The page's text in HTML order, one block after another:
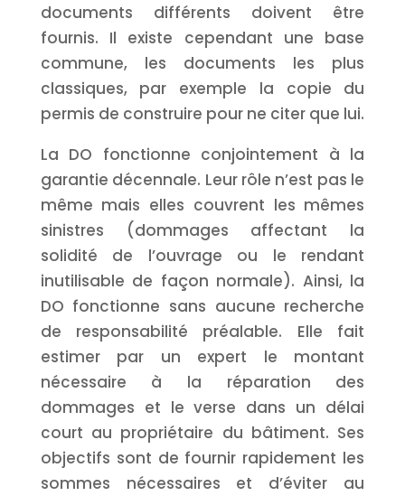
documents différents doivent être
fournis. Il existe cependant une base
commune, les documents les plus
classiques, par exemple la copie du
permis de construire pour ne citer que lui.
La DO fonctionne conjointement à la
garantie décennale. Leur rôle n’est pas le
même mais elles couvrent les mêmes
sinistres (dommages affectant la
solidité de l’ouvrage ou le rendant
inutilisable de façon normale). Ainsi, la
DO fonctionne sans aucune recherche
de responsabilité préalable. Elle fait
estimer par un expert le montant
nécessaire à la réparation des
dommages et le verse dans un délai
court au propriétaire du bâtiment. Ses
objectifs sont de fournir rapidement les
sommes nécessaires et d’éviter au